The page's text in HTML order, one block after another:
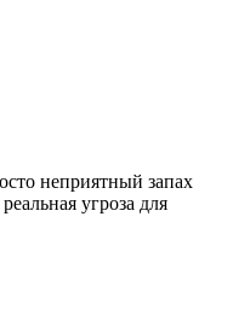
неприятный запах
угроза для